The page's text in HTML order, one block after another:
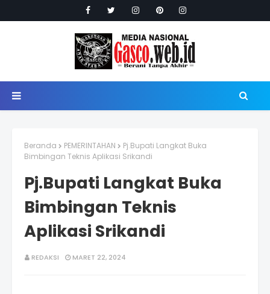
Beranda PEMERINTAHAN
Pj.Bupati Langkat Buka
Bimbingan Teknis Aplikasi Srikandi
Pj.Bupati Langkat Buka
Bimbingan Teknis
Aplikasi Srikandi
REDAKSI MARET 22, 2024